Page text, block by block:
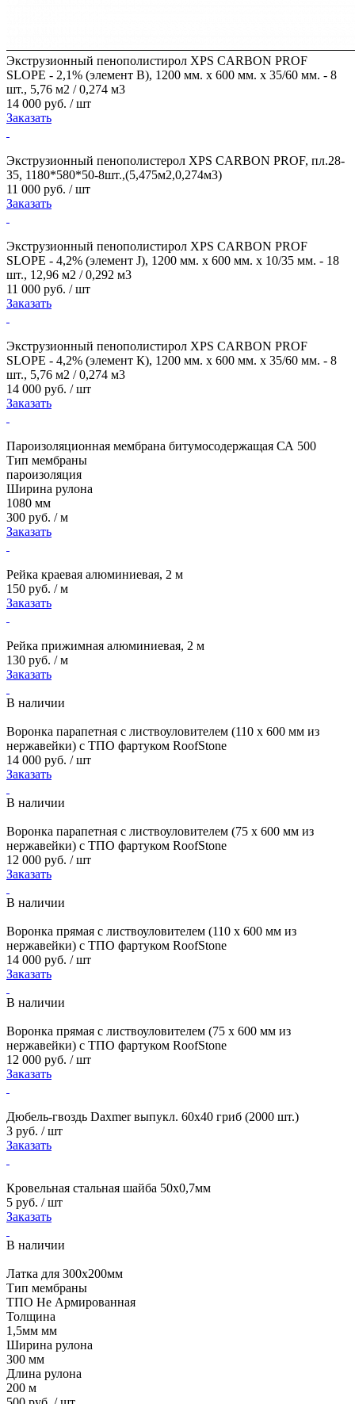
Экструзионный пенополистирол XPS CARBON PROF
SLOPE - 2,1% (элемент В), 1200 мм. х 600 мм. х 35/60 мм. - 8
шт., 5,76 м2 / 0,274 м3
14 000 руб. / шт
Заказать
Экструзионный пенополистерол XPS CARBON PROF, пл.28-
35, 1180*580*50-8шт.,(5,475м2,0,274м3)
11 000 руб. / шт
Заказать
Экструзионный пенополистирол XPS CARBON PROF
SLOPE - 4,2% (элемент J), 1200 мм. х 600 мм. х 10/35 мм. - 18
шт., 12,96 м2 / 0,292 м3
11 000 руб. / шт
Заказать
Экструзионный пенополистирол XPS CARBON PROF
SLOPE - 4,2% (элемент К), 1200 мм. х 600 мм. х 35/60 мм. - 8
шт., 5,76 м2 / 0,274 м3
14 000 руб. / шт
Заказать
Пароизоляционная мембрана битумосодержащая СА 500
Тип мембраны
пароизоляция
Ширина рулона
1080 мм
300 руб. / м
Заказать
Рейка краевая алюминиевая, 2 м
150 руб. / м
Заказать
Рейка прижимная алюминиевая, 2 м
130 руб. / м
Заказать
В наличии
Воронка парапетная с листвоуловителем (110 х 600 мм из
нержавейки) с ТПО фартуком RoofStone
14 000 руб. / шт
Заказать
В наличии
Воронка парапетная с листвоуловителем (75 х 600 мм из
нержавейки) с ТПО фартуком RoofStone
12 000 руб. / шт
Заказать
В наличии
Воронка прямая с листвоуловителем (110 х 600 мм из
нержавейки) с ТПО фартуком RoofStone
14 000 руб. / шт
Заказать
В наличии
Воронка прямая с листвоуловителем (75 х 600 мм из
нержавейки) с ТПО фартуком RoofStone
12 000 руб. / шт
Заказать
Дюбель-гвоздь Daxmer выпукл. 60х40 гриб (2000 шт.)
3 руб. / шт
Заказать
Кровельная стальная шайба 50х0,7мм
5 руб. / шт
Заказать
В наличии
Латка для 300х200мм
Тип мембраны
ТПО Не Армированная
Толщина
1,5мм мм
Ширина рулона
300 мм
Длина рулона
200 м